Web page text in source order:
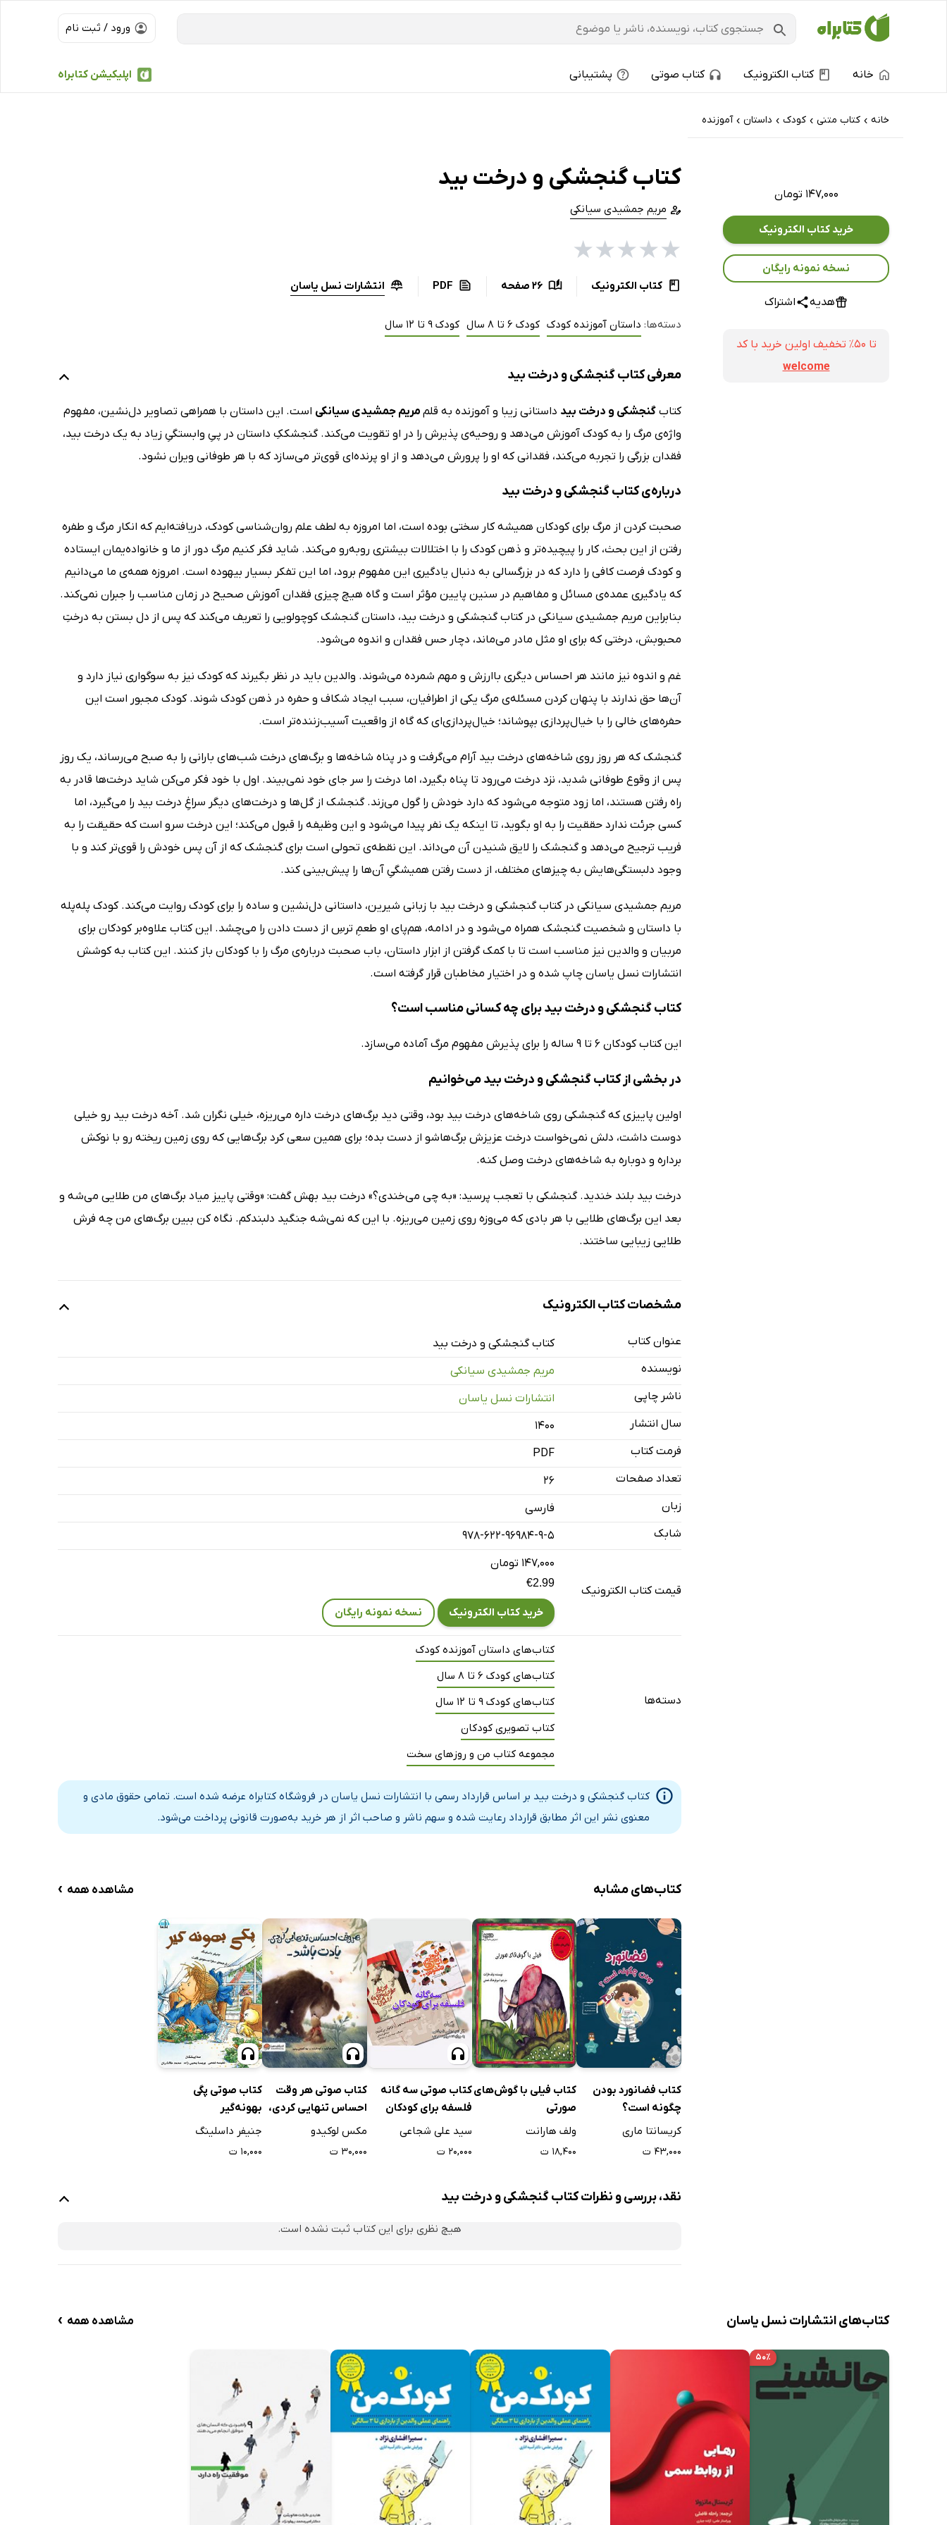
ورود / ثبت نام
اپلیکیشن کتابراه خانه کتاب الکترونیک کتاب صوتی پشتیبانی
خانه › کتاب‌ متنی › کودک › داستان › آموزنده
۱۴۷,۰۰۰ تومان
خرید کتاب الکترونیک
نسخه نمونه رایگان
هدیه اشتراک
تا ۵۰٪ تخفیف اولین خرید با کد
welcome
کتاب گنجشکی و درخت بید
مریم جمشیدی سیانکی
★
★
★
★
★
کتاب الکترونیک 26 صفحه PDF انتشارات نسل یاسان
دسته‌ها: داستان آموزنده کودک کودک 6 تا 8 سال کودک 9 تا 12 سال
معرفی کتاب گنجشکی و درخت بید
کتاب گنجشکی و درخت بید داستانی زیبا و آموزنده به قلم مریم جمشیدی سیانکی است. این داستان با همراهی تصاویر دل‌نشین، مفهوم
واژه‌ی مرگ را به کودک آموزش می‌دهد و روحیه‌ی پذیرش را در او تقویت می‌کند. گنجشککِ داستان در پیِ وابستگیِ زیاد به یک درخت بید،
فقدان بزرگی را تجربه می‌کند، فقدانی که او را پرورش می‌دهد و از او پرنده‌ای قوی‌تر می‌سازد که با هر طوفانی ویران نشود.
درباره‌‌ی کتاب گنجشکی و درخت بید
صحبت کردن از مرگ برای کودکان همیشه کار سختی بوده است، اما امروزه به لطف علم روان‌شناسی کودک، دریافته‌ایم که انکار مرگ و طفره
رفتن از این بحث، کار را پیچیده‌تر و ذهن کودک را با اختلالات بیشتری روبه‌رو می‌کند. شاید فکر کنیم مرگ دور از ما و خانواده‌یمان ایستاده
و کودک فرصت کافی را دارد که در بزرگسالی به دنبال یادگیری این مفهوم برود، اما این تفکر بسیار بیهوده است. امروزه‌ همه‌ی ما می‌دانیم
که یادگیری عمده‌ی مسائل و مفاهیم در سنین پایین مؤثر است و گاه هیچ چیزی فقدان آموزش صحیح در زمان مناسب را جبران نمی‌کند.
بنابراین مریم جمشیدی سیانکی در کتاب گنجشکی و درخت بید، داستان گنجشک کوچولویی را تعریف می‌کند که پس از دل بستن به درختِ
محبوبش، درختی که برای او مثل مادر می‌ماند، دچار حس فقدان و اندوه می‌شود.
غم و اندوه نیز مانند هر احساس دیگری باارزش و مهم شمرده می‌شوند. والدین باید در نظر بگیرند که کودک نیز به سوگواری نیاز دارد و
آن‌ها حق ندارند با پنهان کردن مسئله‌ی مرگ یکی از اطرافیان، سبب ایجاد شکاف‌ و حفره در ذهن کودک شوند. کودک مجبور است این
حفره‌های خالی را با خیال‌پردازی بپوشاند؛ خیال‌پردازی‌ای که گاه از واقعیت آسیب‌زننده‌تر است.‌
گنجشک که هر روز روی شاخه‌های درخت بید آرام می‌گرفت و در پناه شاخه‌ها و برگ‌های درخت شب‌های بارانی را به صبح می‌رساند، یک روز
پس از وقوع طوفانی شدید، نزد درخت می‌رود تا پناه بگیرد، اما درخت را سر جای خود نمی‌بیند. اول با خود فکر می‌کن شاید درخت‌ها قادر به
راه رفتن هستند، اما زود متوجه می‌شود که دارد خودش را گول می‌زند. گنجشک از گل‌ها و درخت‌های دیگر سراغِ درخت بید را می‌گیرد، اما
کسی جرئت ندارد حققیت را به او بگوید، تا اینکه یک نفر پیدا می‌شود و این وظیفه را قبول می‌کند؛ این درخت سرو است که حقیقت را به
فریب ترجیح می‌دهد و گنجشک را لایق شنیدن آن می‌داند. این نقطه‌ی تحولی است برای گنجشک که از آن پس خودش را قوی‌تر کند و با
وجود دلبستگی‌هایش به چیزهای مختلف، از دست رفتن همیشگیِ آن‌ها را پیش‌بینی کند.
مریم جمشیدی سیانکی در کتاب گنجشکی و درخت بید با زبانی شیرین، داستانی دل‌نشین و ساده را برای کودک روایت می‌کند. کودک پله‌پله
با داستان و شخصیت گنجشک همراه می‌شود و در ادامه، هم‌پای او طعمِ ترسِ از دست دادن را می‌چشد. این کتاب علاوه‌بر کودکان برای
مربیان و والدین نیز مناسب است تا با کمک گرفتن از ابزار داستان، باب صحبت درباره‌ی مرگ را با کودکان باز کنند. این کتاب به کوشش
انتشارات نسل یاسان چاپ شده و در اختیار مخاطبان قرار گرفته است.
کتاب گنجشکی و درخت بید برای چه کسانی مناسب است؟
این کتاب کودکان 6 تا 9 ساله را برای پذیرش مفهوم مرگ آماده می‌سازد.
در بخشی از کتاب گنجشکی و درخت بید می‌خوانیم
اولین پاییزی که گنجشکی روی شاخه‌های درخت بید بود، وقتی دید برگ‌های درخت داره می‌ریزه، خیلی نگران شد. آخه درخت بید رو خیلی
دوست داشت، دلش نمی‌خواست درخت عزیزش برگ‌هاشو از دست بده؛ برای همین سعی کرد برگ‌هایی که روی زمین ریخته رو با نوکش
برداره و دوباره به شاخه‌های درخت وصل کنه.
درخت بید بلند خندید. گنجشکی با تعجب پرسید: «به چی می‌خندی؟» درخت بید بهش گفت: «وقتی پاییز میاد برگ‌های من طلایی می‌شه و
بعد این برگ‌های طلایی با هر بادی که می‌وزه روی زمین می‌ریزه. با این که نمی‌شه جنگید دلبندکم. نگاه کن ببین برگ‌های من چه فرش
طلایی زیبایی ساختند.
مشخصات کتاب الکترونیک
عنوان کتاب
کتاب گنجشکی و درخت بید
نویسنده
مریم جمشیدی سیانکی
ناشر چاپی
انتشارات نسل یاسان
سال انتشار
۱۴۰۰
فرمت کتاب
PDF
تعداد صفحات
26
زبان
فارسی
شابک
978-622-96984-9-5
قیمت کتاب الکترونیک
۱۴۷,۰۰۰ تومان
€2.99
خرید کتاب الکترونیک نسخه نمونه رایگان
دسته‌ها
کتاب‌های داستان آموزنده کودک
کتاب‌های کودک 6 تا 8 سال
کتاب‌های کودک 9 تا 12 سال
کتاب تصویری کودکان
مجموعه کتاب من و روزهای سخت
کتاب گنجشکی و درخت بید بر اساس قرارداد رسمی با انتشارات نسل یاسان در فروشگاه کتابراه عرضه شده است. تمامی حقوق مادی و
معنوی نشر این اثر مطابق قرارداد رعایت شده و سهم ناشر و صاحب اثر از هر خرید به‌صورت قانونی پرداخت می‌شود.
کتاب‌های مشابه مشاهده همه ›
کتاب فضانورد بودن
چگونه است؟
کریسانتا ماری
۴۳,۰۰۰ ت
کتاب فیلی با گوش‌های
صورتی
ولف هارانت
۱۸,۴۰۰ ت
کتاب صوتی سه گانه
فلسفه برای کودکان
سید علی شجاعی
۲۰,۰۰۰ ت
کتاب صوتی هر وقت
احساس تنهایی کردی،
یادت باشد...
مکس لوکیدو
۳۰,۰۰۰ ت
کتاب صوتی پگی
بهونه‌گیر
جنیفر داسلینگ
۱۰,۰۰۰ ت
نقد، بررسی و نظرات کتاب گنجشکی و درخت بید
هیچ نظری برای این کتاب ثبت نشده است.
کتاب‌های انتشارات نسل یاسان مشاهده همه ›
۵۰٪